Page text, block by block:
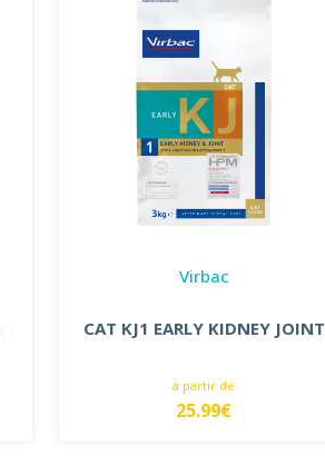
Virbac
CAT KJ1 EARLY KIDNEY JOINT
à partir de
25.99€